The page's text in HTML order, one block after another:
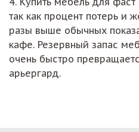
так как процент потерь и
разы выше обычных
кафе. Резервный запас
очень быстро
арьергард.